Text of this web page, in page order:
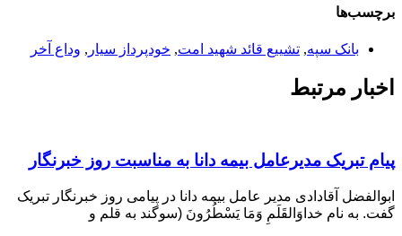
برچسب‌ها
بانک سپه, تشییع قائد شهید امت, خودپرداز سیار , وداع آخر
اخبار مرتبط
پیام ‌تبریک‌ مدیرعامل بیمه دانا به مناسبت روز خبرنگار
ابوالفضل آقادادی مدیر عامل بیمه دانا در پیامی روز خبرنگار تبریک
گفت. به نام خداوَالقَلَمِ وَمَا یَسْطُرُونَ (سوگند به قلم و